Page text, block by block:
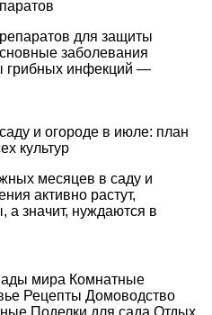
для защиты
заболевания
грибных инфекций —
и огороде в июле: план
культур
месяцев в саду и
активно растут,
значит, нуждаются в
мира Комнатные
Рецепты Домоводство
Поделки для сада Отдых